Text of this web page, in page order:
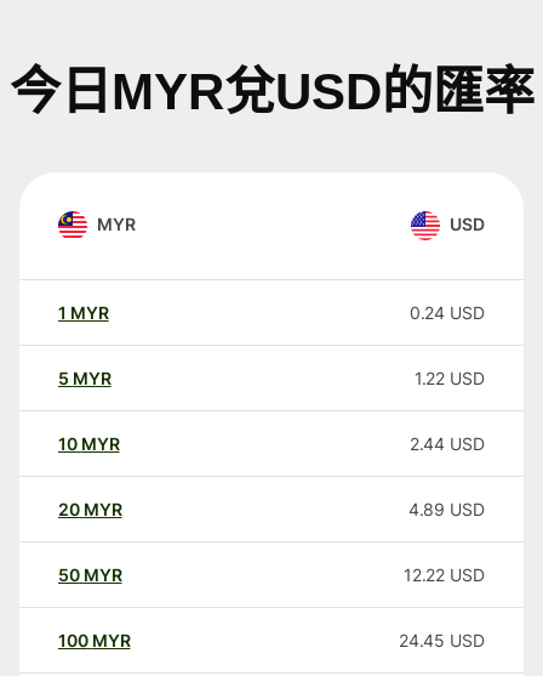
今日MYR兌USD的匯率
MYR USD
1 MYR 0.24 USD
5 MYR 1.22 USD
10 MYR 2.44 USD
20 MYR 4.89 USD
50 MYR 12.22 USD
100 MYR 24.45 USD